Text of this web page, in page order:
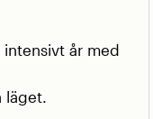
år med
läget.